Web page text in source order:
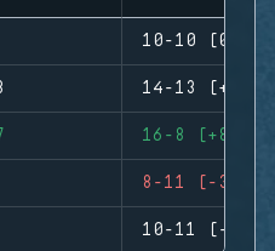
10-10 (0)
14-13 (+1)
16-8 (+8)
8-11 (-3)
10-11 (-1)